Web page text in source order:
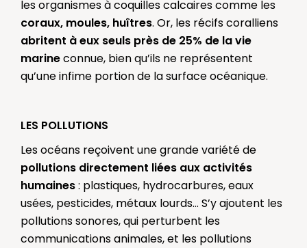
les organismes à coquilles calcaires comme les
coraux, moules, huîtres. Or, les récifs coralliens
abritent à eux seuls près de 25% de la vie
marineconnue, bien qu’ils ne représentent
qu’une infime portion de la surface océanique.
LES POLLUTIONS
Les océans reçoivent une grande variété de
pollutions directement liées aux activités
humaines: plastiques, hydrocarbures, eaux
usées, pesticides, métaux lourds… S’y ajoutent les
pollutions sonores, qui perturbent les
communications animales, et les pollutions